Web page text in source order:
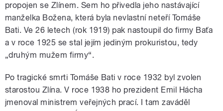
propojen se Zlínem. Sem ho přivedla jeho nastávající
manželka Božena, která byla nevlastní neteří Tomáše
Bati. Ve 26 letech (rok 1919) pak nastoupil do firmy Baťa
a v roce 1925 se stal jejím jediným prokuristou, tedy
„druhým mužem firmy“.
Po tragické smrti Tomáše Bati v roce 1932 byl zvolen
starostou Zlína. V roce 1938 ho prezident Emil Hácha
jmenoval ministrem veřejných prací. I tam zaváděl